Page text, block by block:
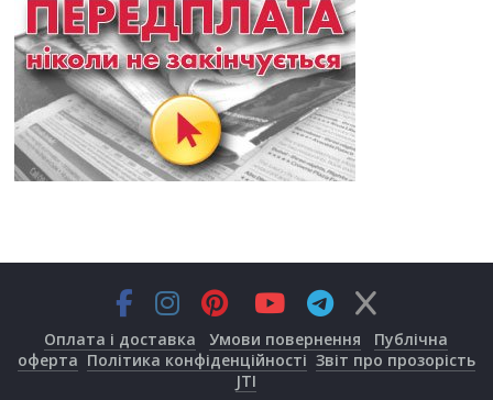
Оплата і доставка Умови повернення
Публічна
оферта Політика конфіденційності Звіт про прозорість
JTI